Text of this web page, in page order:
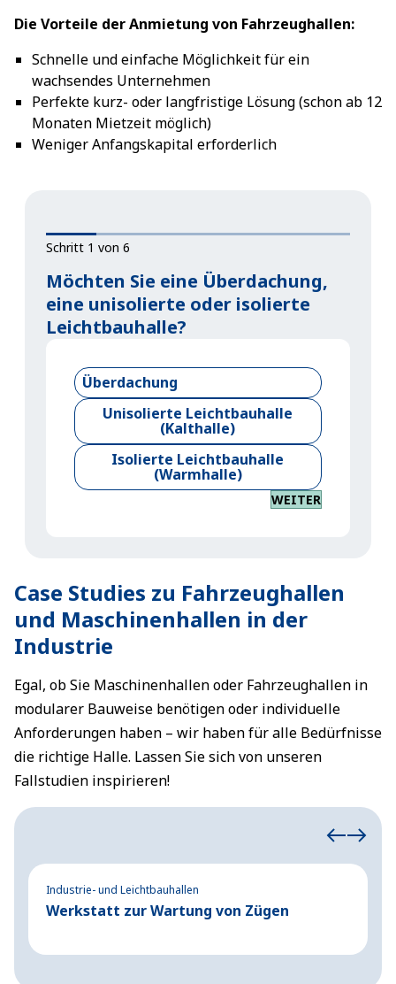
Die Vorteile der Anmietung von Fahrzeughallen:
Schnelle und einfache Möglichkeit für ein
wachsendes Unternehmen
Perfekte kurz- oder langfristige Lösung (schon ab 12
Monaten Mietzeit möglich)
Weniger Anfangskapital erforderlich
Schritt 1 von 6
Möchten Sie eine Überdachung,
eine unisolierte oder isolierte
Leichtbauhalle?
Überdachung
Unisolierte Leichtbauhalle
(Kalthalle)
Isolierte Leichtbauhalle
(Warmhalle)
WEITER
Case Studies zu Fahrzeughallen
und Maschinenhallen in der
Industrie
Egal, ob Sie Maschinenhallen oder Fahrzeughallen in
modularer Bauweise benötigen oder individuelle
Anforderungen haben – wir haben für alle Bedürfnisse
die richtige Halle. Lassen Sie sich von unseren
Fallstudien inspirieren!
Industrie- und Leichtbauhallen
Werkstatt zur Wartung von Zügen